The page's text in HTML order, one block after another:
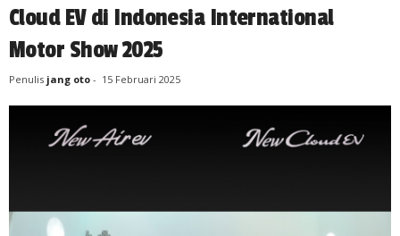
Cloud EV di Indonesia International
Motor Show 2025
Penulis jang oto - 15 Februari 2025